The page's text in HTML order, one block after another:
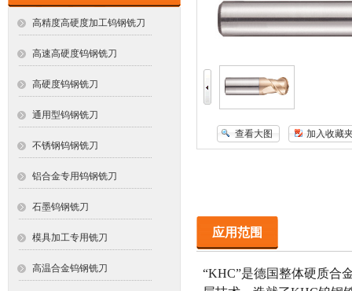
高精度高硬度加工钨钢铣刀
高速高硬度钨钢铣刀
高硬度钨钢铣刀
通用型钨钢铣刀
不锈钢钨钢铣刀
铝合金专用钨钢铣刀
石墨钨钢铣刀
模具加工专用铣刀
高温合金钨钢铣刀
查看大图 加入收藏
应用范围
“KHC”是德国整体硬质合